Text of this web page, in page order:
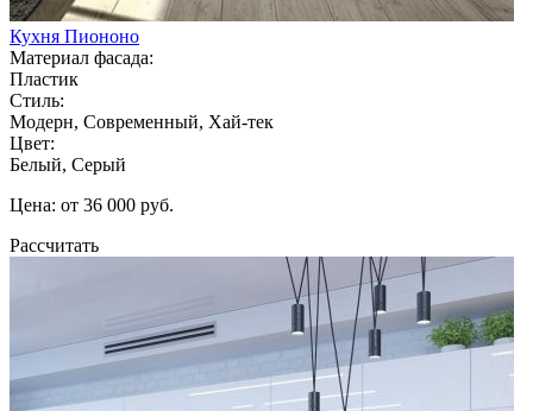
Кухня Пиононо
Материал фасада:
Пластик
Стиль:
Модерн, Современный, Хай-тек
Цвет:
Белый, Серый
Цена: от 36 000 руб.
Рассчитать